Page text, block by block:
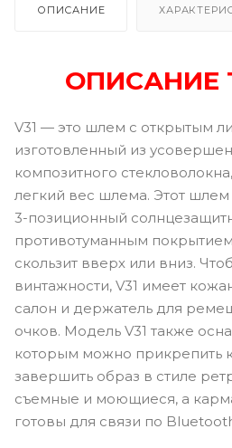
ОПИСАНИЕ
ОПИСАНИЕ
V31 — это шлем с открытым
изготовленный из
композитного
легкий вес шлема. Этот
3-позиционный
противотуманным
скользит вверх или вниз.
винтажности, V31 имеет
салон и держатель для
очков. Модель V31 также
которым можно прикрепить
завершить образ в стиле
съемные и моющиеся, а
готовы для связи по